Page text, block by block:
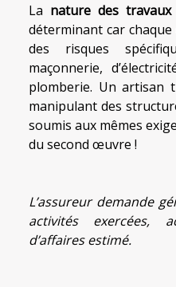
La nature des travaux
déterminant car
des risques
maçonnerie,
plomberie. Un artisan
manipulant des
soumis aux mêmes
du second œuvre !
L’assureur demande
activités exercées,
d’affaires estimé.